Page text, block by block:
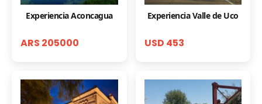
Experiencia Aconcagua
ARS 205000
Experiencia Valle de Uco
USD 453